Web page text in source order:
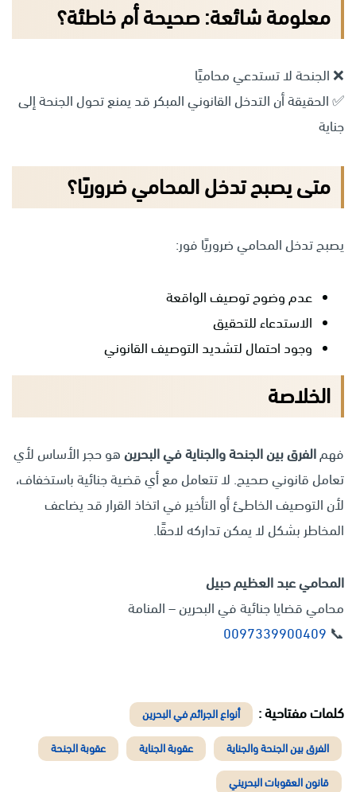
معلومة شائعة: صحيحة أم خاطئة؟
❌ الجنحة لا تستدعي محاميًا
✅ الحقيقة أن التدخل القانوني المبكر قد يمنع تحول الجنحة إلى
جناية
متى يصبح تدخل المحامي ضروريًا؟
يصبح تدخل المحامي ضروريًا فور:
عدم وضوح توصيف الواقعة
الاستدعاء للتحقيق
وجود احتمال لتشديد التوصيف القانوني
الخلاصة
فهمالفرق بين الجنحة والجناية في البحرينهو حجر الأساس لأي
تعامل قانوني صحيح. لا تتعامل مع أي قضية جنائية باستخفاف،
لأن التوصيف الخاطئ أو التأخير في اتخاذ القرار قد يضاعف
المخاطر بشكل لا يمكن تداركه لاحقًا.
المحامي عبد العظيم حبيل
محامي قضايا جنائية في البحرين – المنامة
📞
0097339900409
كلمات مفتاحية : أنواع الجرائم في البحرين
الفرق بين الجنحة والجناية عقوبة الجناية عقوبة الجنحة
قانون العقوبات البحريني